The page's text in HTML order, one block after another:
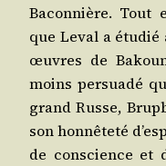
Bacon­nière. Tout
que Leval a étu­dié
œuvres de
moins per­sua­dé
grand Russe,
son hon­nê­te­té
de conscience et